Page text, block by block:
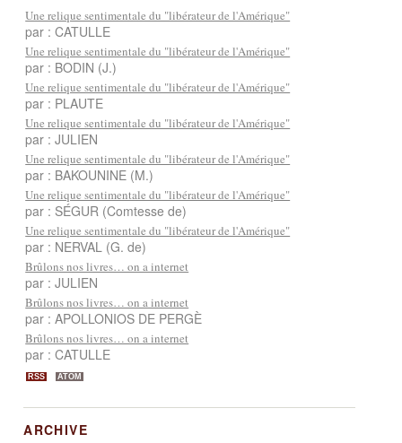
Une relique sentimentale du "libérateur de l'Amérique"
par : CATULLE
Une relique sentimentale du "libérateur de l'Amérique"
par : BODIN (J.)
Une relique sentimentale du "libérateur de l'Amérique"
par : PLAUTE
Une relique sentimentale du "libérateur de l'Amérique"
par : JULIEN
Une relique sentimentale du "libérateur de l'Amérique"
par : BAKOUNINE (M.)
Une relique sentimentale du "libérateur de l'Amérique"
par : SÉGUR (Comtesse de)
Une relique sentimentale du "libérateur de l'Amérique"
par : NERVAL (G. de)
Brûlons nos livres… on a internet
par : JULIEN
Brûlons nos livres… on a internet
par : APOLLONIOS DE PERGÈ
Brûlons nos livres… on a internet
par : CATULLE
RSS ATOM
ARCHIVE